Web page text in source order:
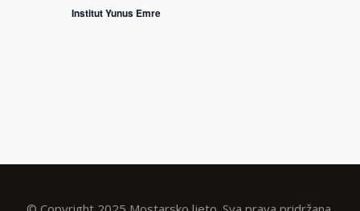
Institut Yunus Emre